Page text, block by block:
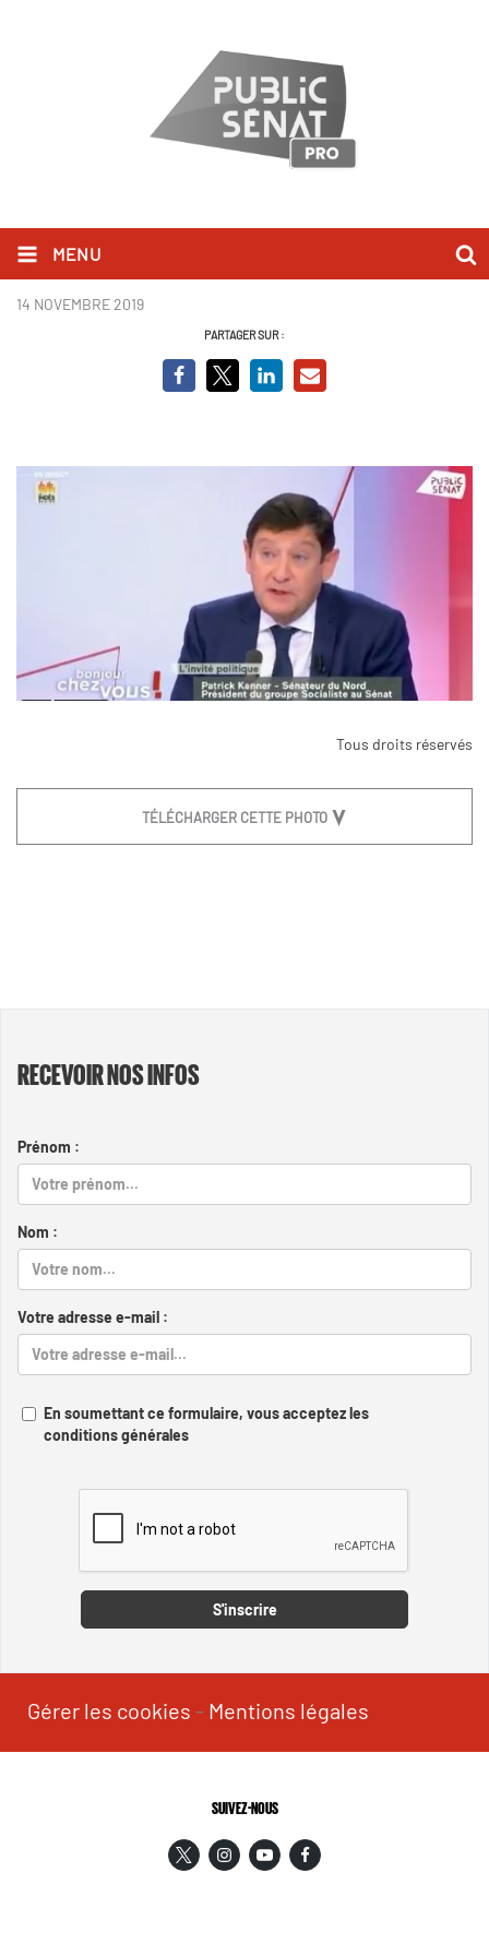
MENU
PK.JPG
14 NOVEMBRE 2019
PARTAGER SUR :
Tous droits réservés
TÉLÉCHARGER CETTE PHOTO
RECEVOIR NOS INFOS
Prénom :
Nom :
Votre adresse e-mail :
En soumettant ce formulaire, vous acceptez les
conditions générales
S'inscrire
Gérer les cookies - Mentions légales
SUIVEZ-NOUS